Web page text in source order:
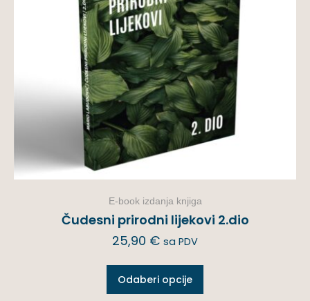
E-book izdanja knjiga
Čudesni prirodni lijekovi 2.dio
25,90 € sa PDV
Odaberi opcije